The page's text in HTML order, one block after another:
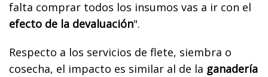
falta comprar todos los insumos vas a ir con el
efecto de la devaluación".
Respecto a los servicios de flete, siembra o
cosecha, el impacto es similar al de la ganadería